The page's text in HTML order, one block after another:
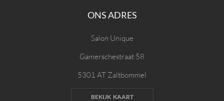
ONS ADRES
Salon Unique
Gamerschestraat 58
5301 AT Zaltbommel
BEKIJK KAART